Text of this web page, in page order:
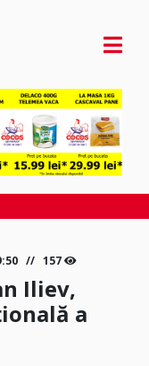
157
Iliev,
a